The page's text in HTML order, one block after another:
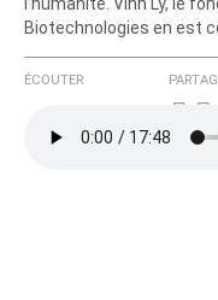
l’humanité. Vinh Ly, le
Biotechnologies en est
ÉCOUTER